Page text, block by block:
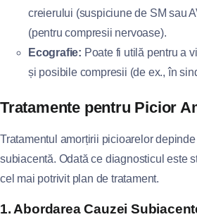
creierului (suspiciune de SM sau
(pentru compresii nervoase).
Ecografie: Poate fi utilă pentru a
și posibile compresii (de ex., în
Tratamente pentru Picior
Tratamentul amorțirii picioarelor depinde
subiacentă. Odată ce diagnosticul este
cel mai potrivit plan de tratament.
1. Abordarea Cauzei